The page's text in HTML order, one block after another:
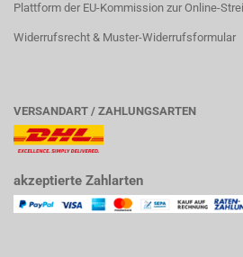
Plattform der EU-Kommission zur Online-
Widerrufsrecht & Muster-Widerrufsformular
VERSANDART / ZAHLUNGSARTEN
akzeptierte Zahlarten